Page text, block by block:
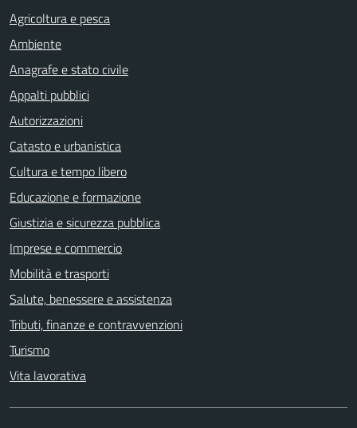
Agricoltura e pesca
Ambiente
Anagrafe e stato civile
Appalti pubblici
Autorizzazioni
Catasto e urbanistica
Cultura e tempo libero
Educazione e formazione
Giustizia e sicurezza pubblica
Imprese e commercio
Mobilità e trasporti
Salute, benessere e assistenza
Tributi, finanze e contravvenzioni
Turismo
Vita lavorativa